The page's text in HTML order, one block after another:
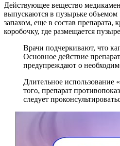
Действующее вещество
выпускаются в пузырьке объемом
запахом, еще в состав
коробочку, где размещается
Врачи подчеркивают, что
Основное действие
предупреждают о
Длительное
того, препарат
следует